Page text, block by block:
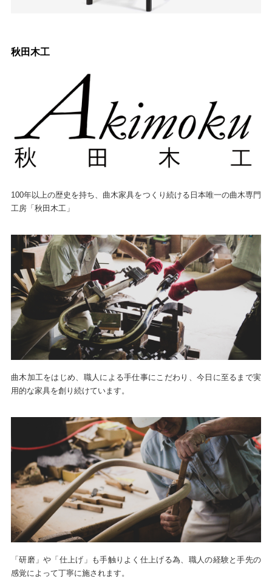
秋田木工
100年以上の歴史を持ち、曲木家具をつくり続ける日本唯一の曲木専門
工房「秋田木工」
曲木加工をはじめ、職人による手仕事にこだわり、今日に至るまで実
用的な家具を創り続けています。
「研磨」や「仕上げ」も手触りよく仕上げる為、職人の経験と手先の
感覚によって丁寧に施されます。